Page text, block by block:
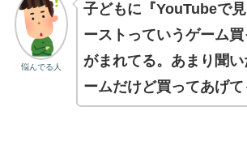
悩んでる人
子どもに『YouTubeで
ーストっていうゲーム
がまれてる。あまり聞
ームだけど買ってあげて